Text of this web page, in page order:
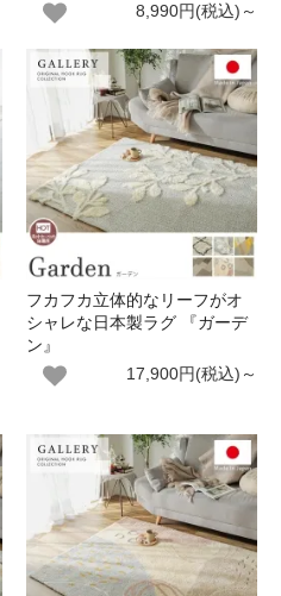
8,990円(税込)～
フカフカ立体的なリーフがオ
シャレな日本製ラグ 『ガーデ
ン』
17,900円(税込)～